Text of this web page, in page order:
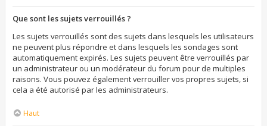
Que sont les sujets verrouillés ?
Les sujets verrouillés sont des sujets dans lesquels les utilisateurs
ne peuvent plus répondre et dans lesquels les sondages sont
automatiquement expirés. Les sujets peuvent être verrouillés par
un administrateur ou un modérateur du forum pour de multiples
raisons. Vous pouvez également verrouiller vos propres sujets, si
cela a été autorisé par les administrateurs.
Haut